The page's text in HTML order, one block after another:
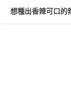
想種出香辣可口的